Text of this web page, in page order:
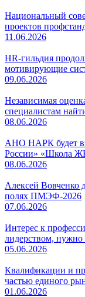
Национальный
проектов
11.06.2026
HR-гильдия
мотивирующие
09.06.2026
Независимая
специалистам
08.06.2026
АНО НАРК будет
России» «Школа
08.06.2026
Алексей Вовченко
полях ПМЭФ-2026
07.06.2026
Интерес к
лидерством,
05.06.2026
Квалификации и
частью единого
01.06.2026